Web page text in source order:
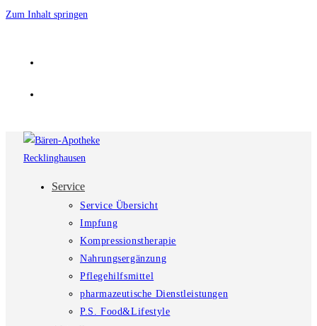
Zum Inhalt springen
Service
Service Übersicht
Impfung
Kompressionstherapie
Nahrungsergänzung
Pflegehilfsmittel
pharmazeutische Dienstleistungen
P.S. Food&Lifestyle